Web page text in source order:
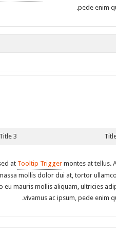
pede enim
Title 3
at Tooltip Trigger montes at tellus.
mollis dolor dui at, tortor
eu mauris mollis aliquam, ultricies
vivamus ac ipsum, pede enim